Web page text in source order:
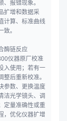
报错现象。
扩增和数据采
计算、标准曲线
。
酶链反应
仪器原厂校准
入使用；若有一
后重新校准。
参数、更换温度
洁光学镜头、调
定量准确性或重
，优化仪器扩增